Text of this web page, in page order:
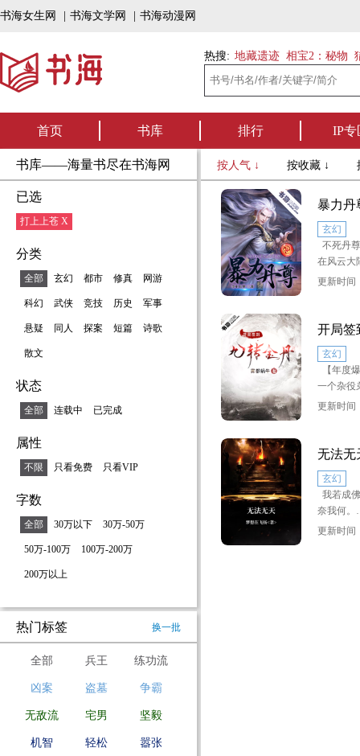
书海女生网 书海文学网 书海动漫网
热搜: 地藏遗迹 相宝2：秘物
首页 书库 排行 IP专
书库——海量书尽在书海网
已选
打上上苍 X
分类
全部 玄幻 都市 修真 网游
科幻 武侠 竞技 历史 军事
悬疑 同人 探案 短篇 诗歌
散文
状态
全部 连载中 已完成
属性
不限 只看免费 只看VIP
字数
全部 30万以下 30万-50万
50万-100万 100万-200万
200万以上
热门标签 换一批
全部 兵王 练功流
凶案 盗墓 争霸
无敌流 宅男 坚毅
机智 轻松 嚣张
按人气 ↓ 按收藏 ↓
暴力丹
玄幻
不死丹
在风云大
级，偏偏
战斗场面
修炼？
路绿灯。
什么？你
更新时间
开局签
玄幻
【年度
一个杂役
弟子竟然
体质。
在崆峒派
崆峒印。
更新时间
无法无
玄幻
我若成
奈我何。
更新时间